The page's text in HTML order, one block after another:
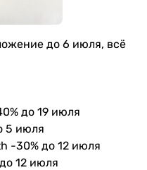
до 6 июля, всё
до 19 июля⠀
5 июля⠀
-30% до 12 июля⠀
12 июля⠀